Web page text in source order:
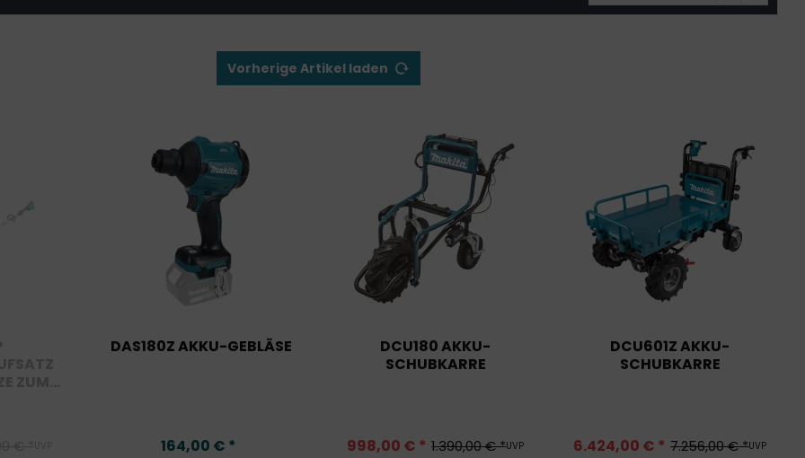
Vorherige Artikel laden
DAS180Z AKKU-GEBLÄSE
164,00 € *
DCU180 AKKU-
SCHUBKARRE
1.390,00 € *UVP
998,00 € *
DCU601Z AKKU-
SCHUBKARRE
7.256,00 € *UVP
6.424,00 € *